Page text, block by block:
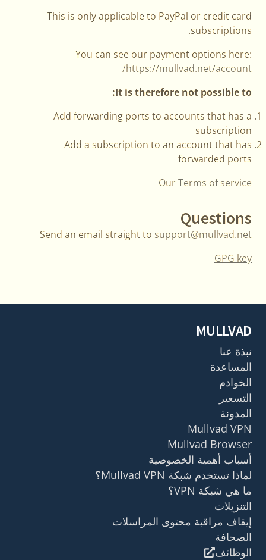
This is only applicable to PayPal or credit card
subscriptions.
You can see our payment options here:
https://mullvad.net/account/
It is therefore not possible to:
Add forwarding ports to accounts that has a
subscription
Add a subscription to an account that has
forwarded ports
Our Terms of service
Questions
Send an email straight to support@mullvad.net
GPG key
MULLVAD
نبذة عنا
المساعدة
الخوادم
التسعير
المدونة
Mullvad VPN
Mullvad Browser
أسباب أهمية الخصوصية
لماذا تستخدم شبكة Mullvad VPN؟
ما هي شبكة VPN؟
التنزيلات
إيقاف مراقبة محتوى المراسلات
الصحافة
الوظائف